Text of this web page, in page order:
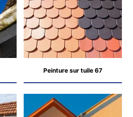
Peinture sur tuile 67